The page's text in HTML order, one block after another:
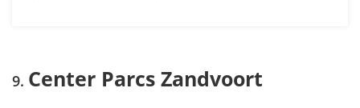
Center Parcs Zandvoort